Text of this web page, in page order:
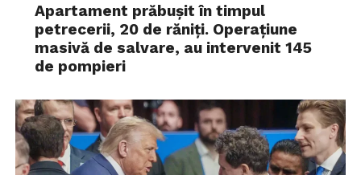
Apartament prăbușit în timpul
petrecerii, 20 de răniți. Operațiune
masivă de salvare, au intervenit 145
de pompieri